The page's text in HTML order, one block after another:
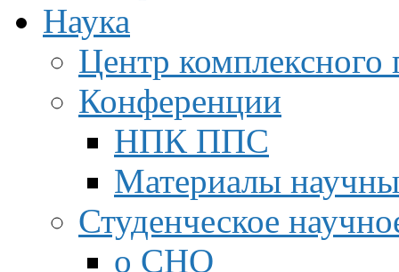
Наука
Центр
Конференции
НПК ППС
Материалы
Студенческое
о СНО